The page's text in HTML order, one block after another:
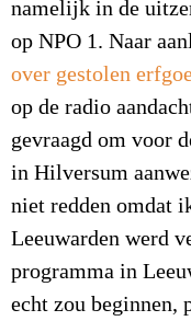
namelijk in de
op NPO 1. Naar
over gestolen
op de radio
gevraagd om voor
in Hilversum
niet redden omdat
Leeuwarden werd
programma in
echt zou beginnen,